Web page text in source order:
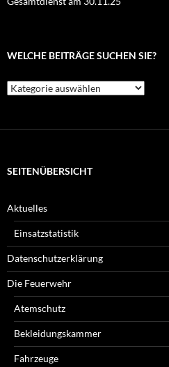
WELCHE BEITRÄGE SUCHEN SIE?
Welche
Beiträge
SEITENÜBERSICHT
Aktuelles
Einsatzstatistik
Datenschutzerklärung
Die Feuerwehr
Atemschutz
Bekleidungskammer
Fahrzeuge